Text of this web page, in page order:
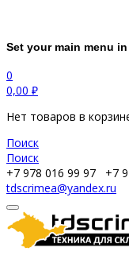
Set your main menu in
0
0,00 ₽
Нет товаров в
Поиск
Поиск
+7 978 016 99 97
+7
tdscrimea@yandex.ru